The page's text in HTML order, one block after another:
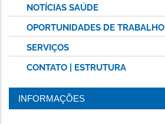
NOTÍCIAS SAÚDE
OPORTUNIDADES DE TRABALHO
SERVIÇOS
CONTATO | ESTRUTURA
INFORMAÇÕES